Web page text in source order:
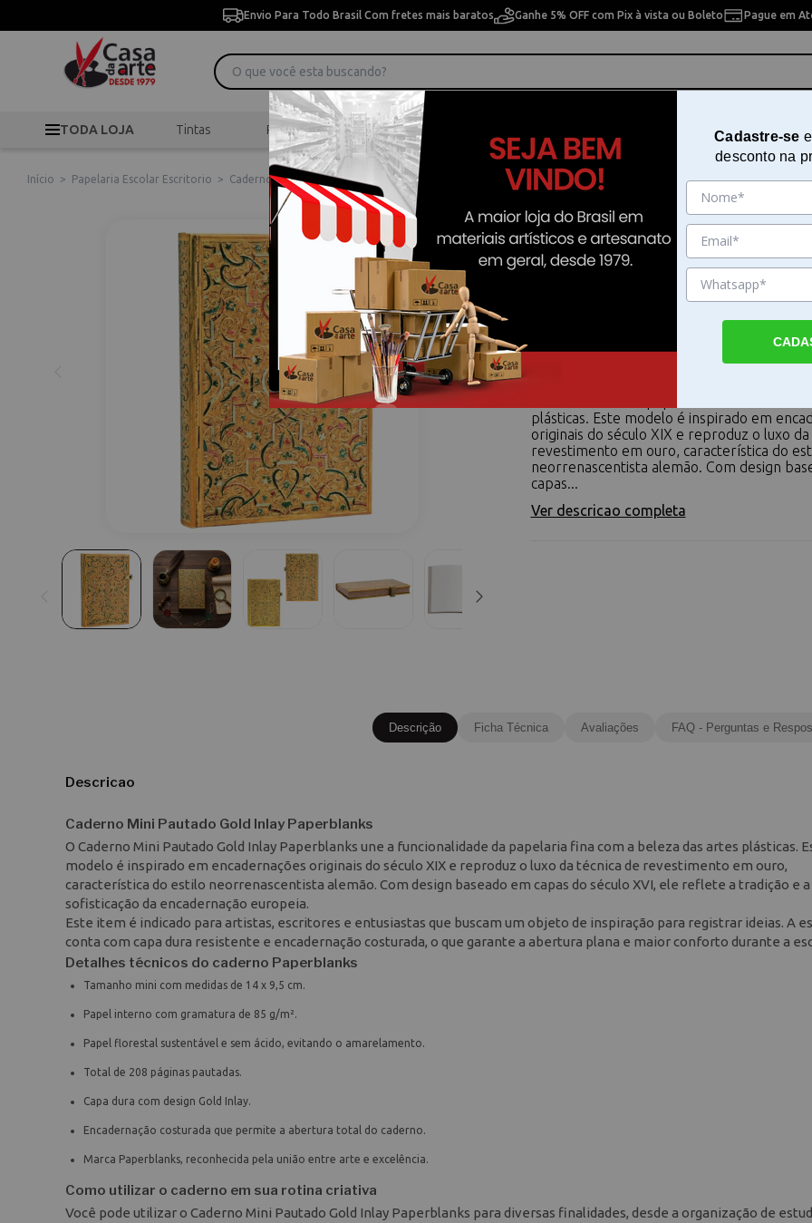
Envio Para Todo Brasil Com fretes mais baratos Ganhe 5% OFF com Pix à vista ou Boleto Pague em
TODA LOJA Tintas Pincéis Desenho Pintura
Início > Papelaria Escolar Escritorio > Cadernos Paperblanks > Caderno Mini Pautado Gold Inlay Paperblanks - Pb2535-1
Caderno Mini Pautado Gold Inlay
Paperblanks - Pb2535-1
Caderno Mini Pautado Gold Inlay
plásticas. Este modelo é inspirado em
originais do século XIX e reproduz o luxo
revestimento em ouro, característica do
neorrenascentista alemão. Com design
capas...
Ver descricao completa
Descrição Ficha Técnica Avaliações FAQ - Perguntas e
Descricao
Caderno Mini Pautado Gold Inlay Paperblanks
O Caderno Mini Pautado Gold Inlay Paperblanks une a funcionalidade da papelaria fina com a beleza das artes plásticas.
modelo é inspirado em encadernações originais do século XIX e reproduz o luxo da técnica de revestimento em ouro,
característica do estilo neorrenascentista alemão. Com design baseado em capas do século XVI, ele reflete a tradição e a
sofisticação da encadernação europeia.
Este item é indicado para artistas, escritores e entusiastas que buscam um objeto de inspiração para registrar ideias. A
conta com capa dura resistente e encadernação costurada, o que garante a abertura plana e maior conforto durante a
Detalhes técnicos do caderno Paperblanks
Tamanho mini com medidas de 14 x 9,5 cm.
Papel interno com gramatura de 85 g/m².
Papel florestal sustentável e sem ácido, evitando o amarelamento.
Total de 208 páginas pautadas.
Capa dura com design Gold Inlay.
Encadernação costurada que permite a abertura total do caderno.
Marca Paperblanks, reconhecida pela união entre arte e excelência.
Como utilizar o caderno em sua rotina criativa
Você pode utilizar o Caderno Mini Pautado Gold Inlay Paperblanks para diversas finalidades, desde a organização de
Cadastre-se
desconto na